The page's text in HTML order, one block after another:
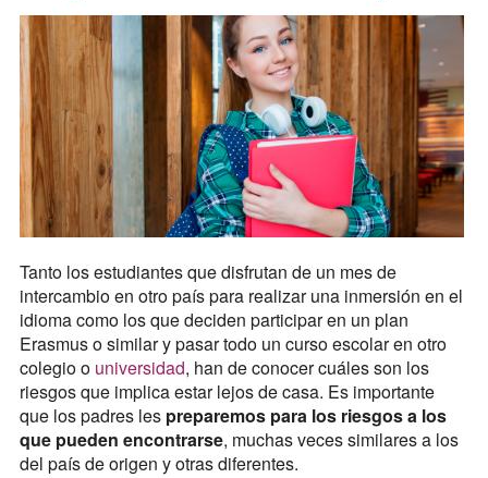
Tanto los estudiantes que disfrutan de un mes de
intercambio en otro país para realizar una inmersión en el
idioma como los que deciden participar en un plan
Erasmus o similar y pasar todo un curso escolar en otro
colegio o universidad, han de conocer cuáles son los
riesgos que implica estar lejos de casa. Es importante
que los padres les preparemos para los riesgos a los
que pueden encontrarse, muchas veces similares a los
del país de origen y otras diferentes.